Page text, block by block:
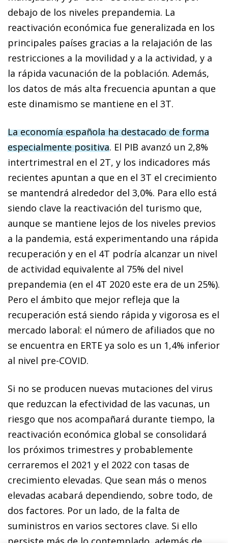
debajo de los niveles prepandemia. La
reactivación económica fue generalizada en los
principales países gracias a la relajación de las
restricciones a la movilidad y a la actividad, y a
la rápida vacunación de la población. Además,
los datos de más alta frecuencia apuntan a que
este dinamismo se mantiene en el 3T.
La economía española ha destacado de forma
especialmente positiva. El PIB avanzó un 2,8%
intertrimestral en el 2T, y los indicadores más
recientes apuntan a que en el 3T el crecimiento
se mantendrá alrededor del 3,0%. Para ello está
siendo clave la reactivación del turismo que,
aunque se mantiene lejos de los niveles previos
a la pandemia, está experimentando una rápida
recuperación y en el 4T podría alcanzar un nivel
de actividad equivalente al 75% del nivel
prepandemia (en el 4T 2020 este era de un 25%).
Pero el ámbito que mejor refleja que la
recuperación está siendo rápida y vigorosa es el
mercado laboral: el número de afiliados que no
se encuentra en ERTE ya solo es un 1,4% inferior
al nivel pre-COVID.
Si no se producen nuevas mutaciones del virus
que reduzcan la efectividad de las vacunas, un
riesgo que nos acompañará durante tiempo, la
reactivación económica global se consolidará
los próximos trimestres y probablemente
cerraremos el 2021 y el 2022 con tasas de
crecimiento elevadas. Que sean más o menos
elevadas acabará dependiendo, sobre todo, de
dos factores. Por un lado, de la falta de
suministros en varios sectores clave. Si ello